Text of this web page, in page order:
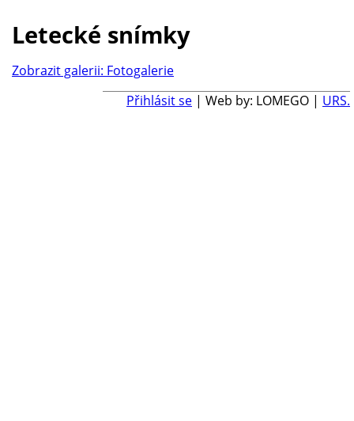
Letecké snímky
Zobrazit galerii: Fotogalerie
Přihlásit se | Web by: LOMEGO | URS.